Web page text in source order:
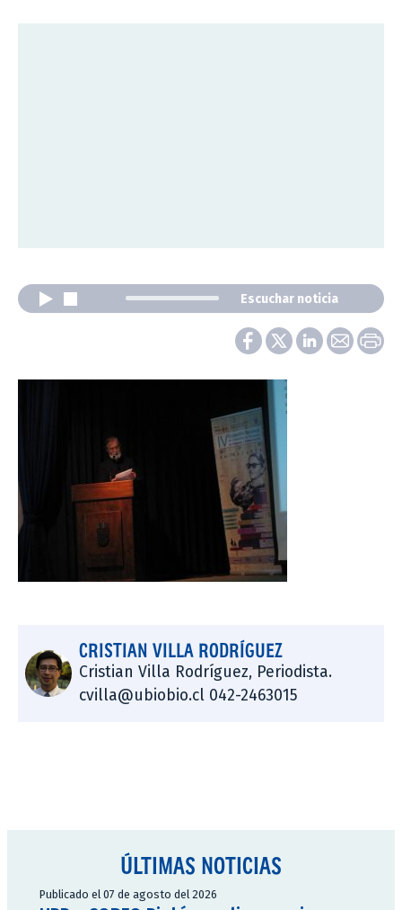
Escuchar noticia
CRISTIAN VILLA RODRÍGUEZ
Cristian Villa Rodríguez, Periodista.
cvilla@ubiobio.cl 042-2463015
ÚLTIMAS NOTICIAS
Publicado el 07 de agosto del 2026